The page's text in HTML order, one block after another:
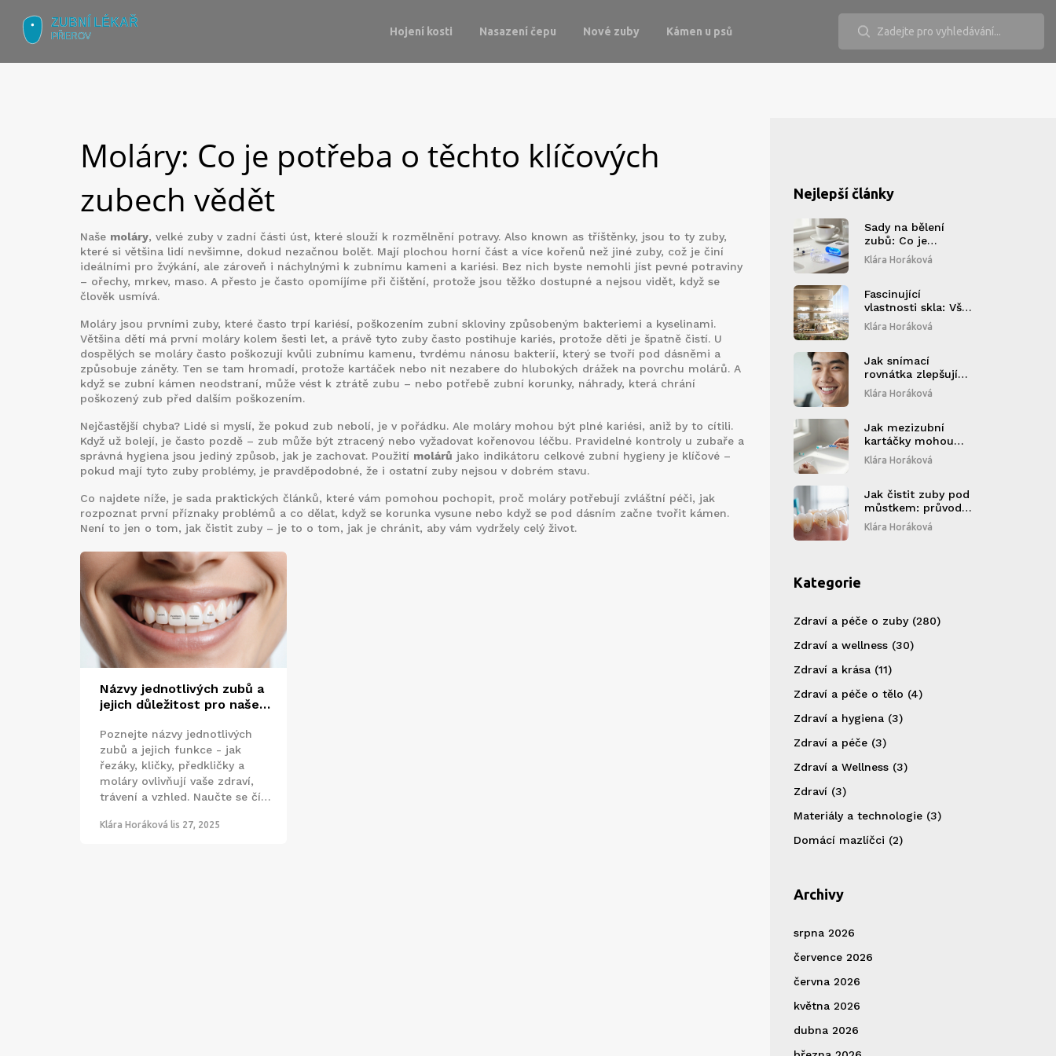
Hojení kosti Nasazení čepu Nové zuby Kámen u psů
Moláry: Co je potřeba o těchto klíčových
zubech vědět
Naše moláry, velké zuby v zadní části úst, které slouží k rozmělnění potravy. Also known as tříštěnky, jsou to ty zuby,
které si většina lidí nevšimne, dokud nezačnou bolět. Mají plochou horní část a více kořenů než jiné zuby, což je činí
ideálními pro žvýkání, ale zároveň i náchylnými k zubnímu kameni a kariési. Bez nich byste nemohli jíst pevné potraviny
– ořechy, mrkev, maso. A přesto je často opomíjíme při čištění, protože jsou těžko dostupné a nejsou vidět, když se
člověk usmívá.
Moláry jsou prvními zuby, které často trpí kariésí, poškozením zubní skloviny způsobeným bakteriemi a kyselinami.
Většina dětí má první moláry kolem šesti let, a právě tyto zuby často postihuje kariés, protože děti je špatně čistí. U
dospělých se moláry často poškozují kvůli zubnímu kamenu, tvrdému nánosu bakterií, který se tvoří pod dásněmi a
způsobuje záněty. Ten se tam hromadí, protože kartáček nebo nit nezabere do hlubokých drážek na povrchu molárů. A
když se zubní kámen neodstraní, může vést k ztrátě zubu – nebo potřebě zubní korunky, náhrady, která chrání
poškozený zub před dalším poškozením.
Nejčastější chyba? Lidé si myslí, že pokud zub nebolí, je v pořádku. Ale moláry mohou být plné kariési, aniž by to cítili.
Když už bolejí, je často pozdě – zub může být ztracený nebo vyžadovat kořenovou léčbu. Pravidelné kontroly u zubaře a
správná hygiena jsou jediný způsob, jak je zachovat. Použití molárů jako indikátoru celkové zubní hygieny je klíčové –
pokud mají tyto zuby problémy, je pravděpodobné, že i ostatní zuby nejsou v dobrém stavu.
Co najdete níže, je sada praktických článků, které vám pomohou pochopit, proč moláry potřebují zvláštní péči, jak
rozpoznat první příznaky problémů a co dělat, když se korunka vysune nebo když se pod dásním začne tvořit kámen.
Není to jen o tom, jak čistit zuby – je to o tom, jak je chránit, aby vám vydržely celý život.
Názvy jednotlivých zubů a
jejich důležitost pro naše
Poznejte názvy jednotlivých
zubů a jejich funkce - jak
řezáky, kličky, předkličky a
moláry ovlivňují vaše zdraví,
trávení a vzhled. Naučte se číst
komunikovat se zubařem.
Klára Horáková lis 27, 2025
Nejlepší články
Sady na bělení
zubů: Co je
trendem v této
sezóně?
Klára Horáková
Fascinující
vlastnosti skla: Vše,
co byste měli vědět
Klára Horáková
Jak snímací
rovnátka zlepšují
kvalitu života:
Komfort, vzhled a
Klára Horáková
Jak mezizubní
kartáčky mohou
zlepšit vaše ústní
zdraví
Klára Horáková
Jak čistit zuby pod
můstkem: průvodce
čištěním a prevencí
kámen a zánětů
Klára Horáková
Kategorie
Zdraví a péče o zuby (280)
Zdraví a wellness (30)
Zdraví a krása (11)
Zdraví a péče o tělo (4)
Zdraví a hygiena (3)
Zdraví a péče (3)
Zdraví a Wellness (3)
Zdraví (3)
Materiály a technologie (3)
Domácí mazlíčci (2)
Archivy
srpna 2026
července 2026
června 2026
května 2026
dubna 2026